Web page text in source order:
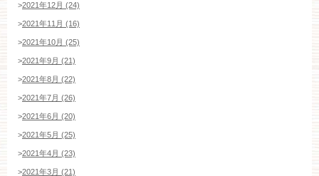
>2021年12月 (24)
>2021年11月 (16)
>2021年10月 (25)
>2021年9月 (21)
>2021年8月 (22)
>2021年7月 (26)
>2021年6月 (20)
>2021年5月 (25)
>2021年4月 (23)
>2021年3月 (21)